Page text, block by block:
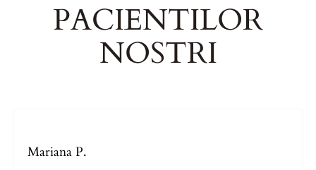
PACIENTILOR
NOSTRI
Mariana P.